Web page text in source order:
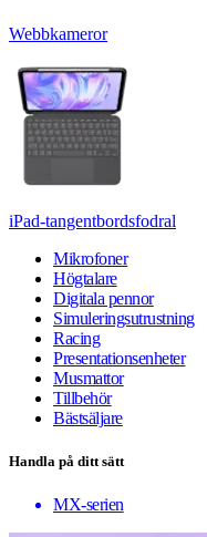
Webbkameror
iPad-tangentbordsfodral
Mikrofoner
Högtalare
Digitala pennor
Simuleringsutrustning
Racing
Presentationsenheter
Musmattor
Tillbehör
Bästsäljare
Handla på ditt sätt
MX-serien